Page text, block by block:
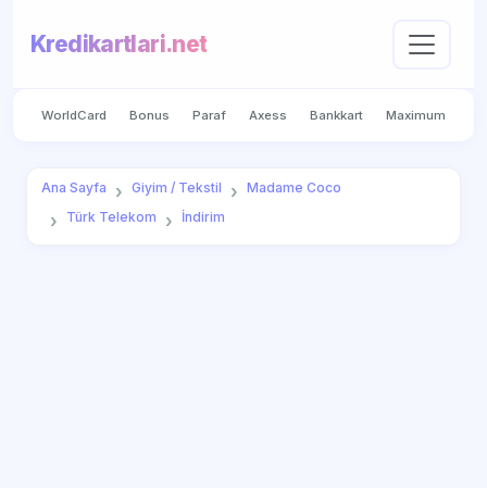
Kredikartlari.net
WorldCard Bonus Paraf Axess Bankkart Maximum
Ana Sayfa Giyim / Tekstil
Madame Coco
Türk Telekom
İndirim